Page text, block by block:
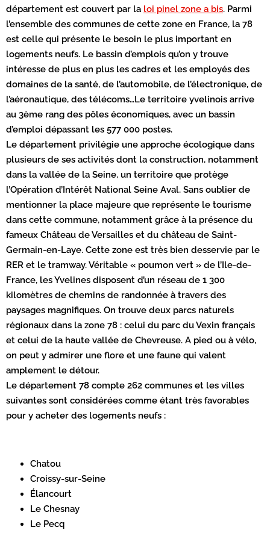
département est couvert par la loi pinel zone a bis. Parmi
l’ensemble des communes de cette zone en France, la 78
est celle qui présente le besoin le plus important en
logements neufs. Le bassin d’emplois qu’on y trouve
intéresse de plus en plus les cadres et les employés des
domaines de la santé, de l’automobile, de l’électronique, de
l’aéronautique, des télécoms…Le territoire yvelinois arrive
au 3ème rang des pôles économiques, avec un bassin
d’emploi dépassant les 577 000 postes.
Le département privilégie une approche écologique dans
plusieurs de ses activités dont la construction, notamment
dans la vallée de la Seine, un territoire que protège
l’Opération d’Intérêt National Seine Aval. Sans oublier de
mentionner la place majeure que représente le tourisme
dans cette commune, notamment grâce à la présence du
fameux Château de Versailles et du château de Saint-
Germain-en-Laye. Cette zone est très bien desservie par le
RER et le tramway. Véritable « poumon vert » de l’Ile-de-
France, les Yvelines disposent d’un réseau de 1 300
kilomètres de chemins de randonnée à travers des
paysages magnifiques. On trouve deux parcs naturels
régionaux dans la zone 78 : celui du parc du Vexin français
et celui de la haute vallée de Chevreuse. A pied ou à vélo,
on peut y admirer une flore et une faune qui valent
amplement le détour.
Le département 78 compte 262 communes et les villes
suivantes sont considérées comme étant très favorables
pour y acheter des logements neufs :
Chatou
Croissy-sur-Seine
Élancourt
Le Chesnay
Le Pecq